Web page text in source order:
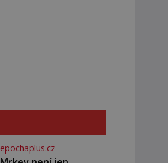
epochaplus.cz